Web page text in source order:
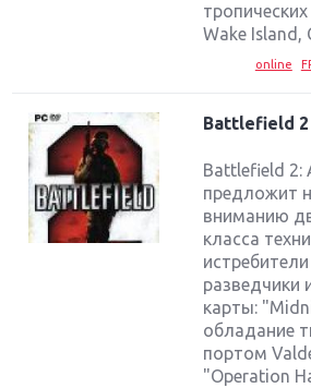
Wake Island,
online
Battlefield 2
Battlefield 2:
предложит
вниманию
класса
разведчики
карты:
обладание
портом
"Operation